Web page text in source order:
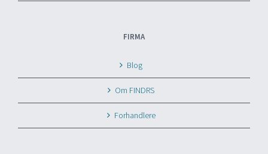
FIRMA
Blog
Om FINDRS
Forhandlere